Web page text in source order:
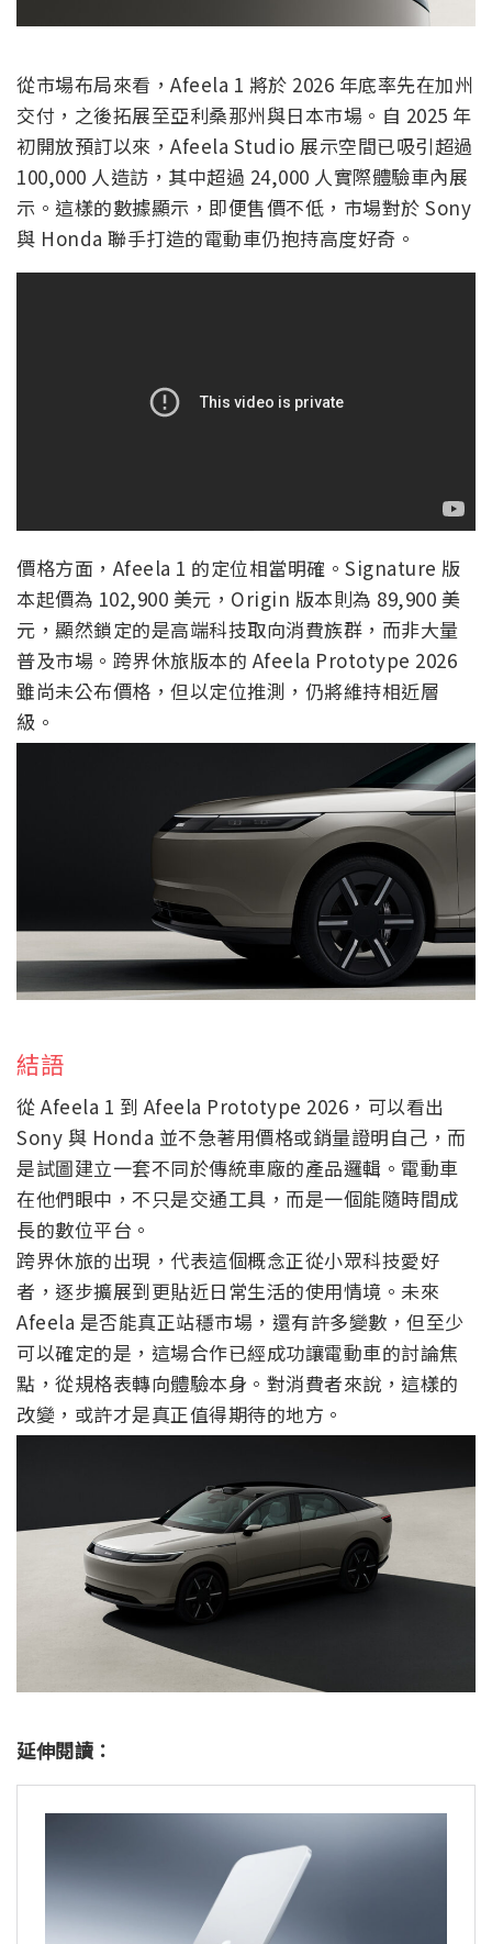
從市場布局來看，Afeela 1 將於 2026 年底率先在加州
交付，之後拓展至亞利桑那州與日本市場。自 2025 年
初開放預訂以來，Afeela Studio 展示空間已吸引超過
100,000 人造訪，其中超過 24,000 人實際體驗車內展
示。這樣的數據顯示，即便售價不低，市場對於 Sony
與 Honda 聯手打造的電動車仍抱持高度好奇。
價格方面，Afeela 1 的定位相當明確。Signature 版
本起價為 102,900 美元，Origin 版本則為 89,900 美
元，顯然鎖定的是高端科技取向消費族群，而非大量
普及市場。跨界休旅版本的 Afeela Prototype 2026
雖尚未公布價格，但以定位推測，仍將維持相近層
級。
結語
從 Afeela 1 到 Afeela Prototype 2026，可以看出
Sony 與 Honda 並不急著用價格或銷量證明自己，而
是試圖建立一套不同於傳統車廠的產品邏輯。電動車
在他們眼中，不只是交通工具，而是一個能隨時間成
長的數位平台。
跨界休旅的出現，代表這個概念正從小眾科技愛好
者，逐步擴展到更貼近日常生活的使用情境。未來
Afeela 是否能真正站穩市場，還有許多變數，但至少
可以確定的是，這場合作已經成功讓電動車的討論焦
點，從規格表轉向體驗本身。對消費者來說，這樣的
改變，或許才是真正值得期待的地方。
延伸閱讀：